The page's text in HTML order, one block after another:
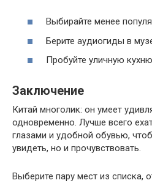
Выбирайте менее
Берите аудиогиды в
Пробуйте уличную
Заключение
Китай многолик: он умеет
одновременно. Лучше всего
глазами и удобной обувью,
увидеть, но и прочувствовать.
Выберите пару мест из списка,